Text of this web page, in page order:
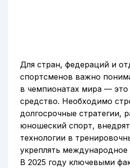
Для стран, федераций и
спортсменов важно
в чемпионатах мира — это
средство. Необходимо
долгосрочные стратегии,
юношеский спорт,
технологии в
укреплять международное
В 2025 году ключевыми